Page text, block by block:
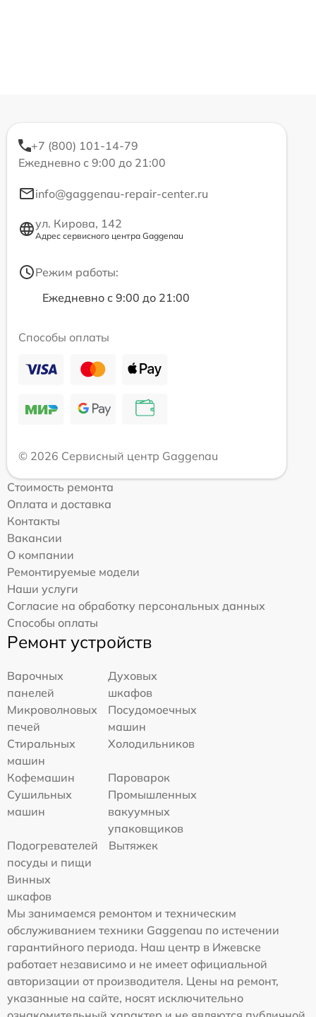
+7 (800) 101-14-79
Ежедневно с 9:00 до 21:00
info@gaggenau-repair-center.ru
ул. Кирова, 142
Адрес сервисного центра Gaggenau
Режим работы:
Ежедневно с 9:00 до 21:00
Способы оплаты
© 2026 Сервисный центр Gaggenau
Стоимость ремонта
Оплата и доставка
Контакты
Вакансии
О компании
Ремонтируемые модели
Наши услуги
Согласие на обработку персональных данных
Способы оплаты
Ремонт устройств
Варочных
панелей
Духовых
шкафов
Микроволновых
печей
Посудомоечных
машин
Стиральных
машин
Холодильников
Кофемашин
Пароварок
Сушильных
машин
Промышленных
вакуумных
упаковщиков
Подогревателей
посуды и пищи
Вытяжек
Винных
шкафов
Мы занимаемся ремонтом и техническим
обслуживанием техники Gaggenau по истечении
гарантийного периода. Наш центр в Ижевске
работает независимо и не имеет официальной
авторизации от производителя. Цены на ремонт,
указанные на сайте, носят исключительно